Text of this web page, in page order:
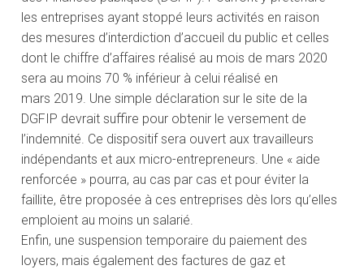
les entreprises ayant stoppé leurs activités en raison
des mesures d’interdiction d’accueil du public et celles
dont le chiffre d’affaires réalisé au mois de mars 2020
sera au moins 70 % inférieur à celui réalisé en
mars 2019. Une simple déclaration sur le site de la
DGFIP devrait suffire pour obtenir le versement de
l’indemnité. Ce dispositif sera ouvert aux travailleurs
indépendants et aux micro-entrepreneurs. Une « aide
renforcée » pourra, au cas par cas et pour éviter la
faillite, être proposée à ces entreprises dès lors qu’elles
emploient au moins un salarié.
Enfin, une suspension temporaire du paiement des
loyers, mais également des factures de gaz et